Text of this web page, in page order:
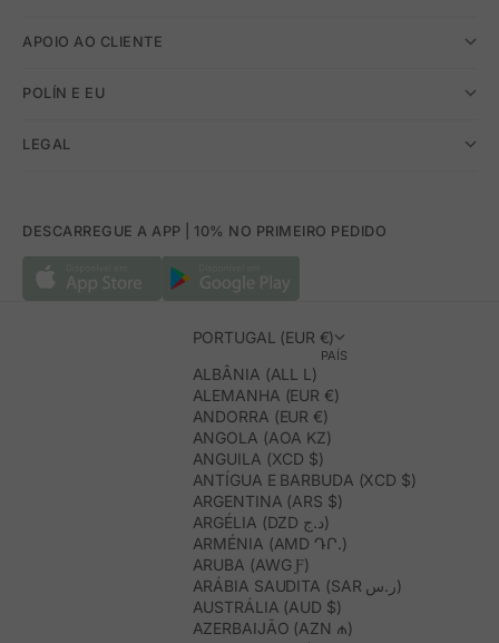
APOIO AO CLIENTE
POLÍN E EU
LEGAL
DESCARREGUE A APP | 10% NO PRIMEIRO PEDIDO
PORTUGAL (EUR €)
PAÍS
ALBÂNIA (ALL L)
ALEMANHA (EUR €)
ANDORRA (EUR €)
ANGOLA (AOA KZ)
ANGUILA (XCD $)
ANTÍGUA E BARBUDA (XCD $)
ARGENTINA (ARS $)
ARGÉLIA (DZD د.ج)
ARMÉNIA (AMD ԴՐ.)
ARUBA (AWG Ƒ)
ARÁBIA SAUDITA (SAR ر.س)
AUSTRÁLIA (AUD $)
AZERBAIJÃO (AZN ₼)